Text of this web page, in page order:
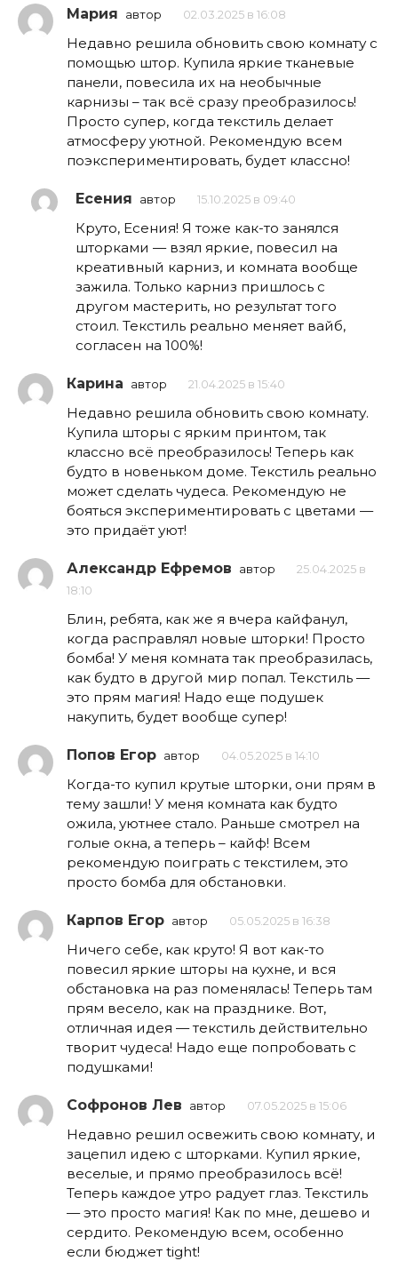
Мария автор 02.03.2025 в 16:08
Недавно решила обновить свою комнату с
помощью штор. Купила яркие тканевые
панели, повесила их на необычные
карнизы – так всё сразу преобразилось!
Просто супер, когда текстиль делает
атмосферу уютной. Рекомендую всем
поэкспериментировать, будет классно!
Есения автор 15.10.2025 в 09:40
Круто, Есения! Я тоже как-то занялся
шторками — взял яркие, повесил на
креативный карниз, и комната вообще
зажила. Только карниз пришлось с
другом мастерить, но результат того
стоил. Текстиль реально меняет вайб,
согласен на 100%!
Карина автор 21.04.2025 в 15:40
Недавно решила обновить свою комнату.
Купила шторы с ярким принтом, так
классно всё преобразилось! Теперь как
будто в новеньком доме. Текстиль реально
может сделать чудеса. Рекомендую не
бояться экспериментировать с цветами —
это придаёт уют!
Александр Ефремов автор
25.04.2025 в
18:10
Блин, ребята, как же я вчера кайфанул,
когда расправлял новые шторки! Просто
бомба! У меня комната так преобразилась,
как будто в другой мир попал. Текстиль —
это прям магия! Надо еще подушек
накупить, будет вообще супер!
Попов Егор автор 04.05.2025 в 14:10
Когда-то купил крутые шторки, они прям в
тему зашли! У меня комната как будто
ожила, уютнее стало. Раньше смотрел на
голые окна, а теперь – кайф! Всем
рекомендую поиграть с текстилем, это
просто бомба для обстановки.
Карпов Егор автор 05.05.2025 в 16:38
Ничего себе, как круто! Я вот как-то
повесил яркие шторы на кухне, и вся
обстановка на раз поменялась! Теперь там
прям весело, как на празднике. Вот,
отличная идея — текстиль действительно
творит чудеса! Надо еще попробовать с
подушками!
Софронов Лев автор 07.05.2025 в 15:06
Недавно решил освежить свою комнату, и
зацепил идею с шторками. Купил яркие,
веселые, и прямо преобразилось всё!
Теперь каждое утро радует глаз. Текстиль
— это просто магия! Как по мне, дешево и
сердито. Рекомендую всем, особенно
если бюджет tight!